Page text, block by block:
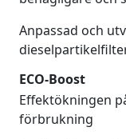
Anpassad och
ECO-Boost
Effektökningen
förbrukning